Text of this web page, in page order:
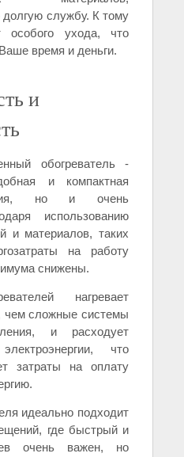
службу. К тому
ухода, что
время и деньги.
и
обогреватель -
и компактная
но и очень
использованию
и материалов, таких
на работу
снижены.
нагревает
чем сложные системы
и расходует
что
затраты на оплату
идеально подходит
где быстрый и
очень важен, но